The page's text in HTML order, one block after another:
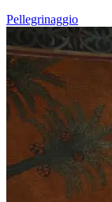
Pellegrinaggio